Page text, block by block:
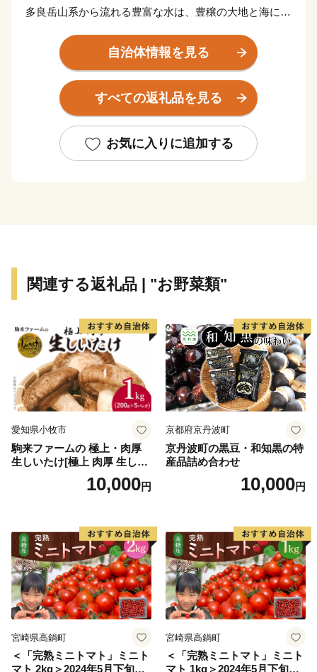
多良岳山系から流れる豊富な水は、豊穣の大地と海に大
肥沃な大地では、米やみかん、野菜など多くの農産物が
栽培され、山からの栄養分をふんだんに含んだ水が流れ
着く有明海では、ムツゴロウなどの希少な生物や日本一
の海苔を育んでいます。
徳稲荷神社」や、有明海の自然を活かしたイベント「鹿
島ガタリンピック」など、訪れた人が見て、体験して、
ただき、鹿島市を応援していただけたら幸いです。
【申込・返礼品に関すること】
鹿島市ふるさと納税サポートセンター（849-1312 佐賀
県鹿島市大字納富分甲224-1）
電話番号： 050-5530-6839（受付時間9:00～17:00 土
日・祝日除く）
鹿島市役所 広報企画課 広報企画係（849-1312 佐賀県鹿
島市大字納富分2643番地1）
電話番号： 0954-63-2101 （受付時間8:30～17:15
土・日・祝除く）
メールアドレス：furusato@city.saga-kashima.lg.jp
自治体情報を見る
すべての返礼品を見る
お気に入りに追加する
関連する返礼品 | "お野菜類"
愛知県小牧市
駒来ファームの 極上・肉厚
生しいたけ[極上 肉厚 生しい
たけ 生シイタケ 生椎茸 安心
安全 国産 採れたて 新鮮 きの
10,000円
京都府京丹波町
京丹波町の黒豆・和知黒の特
産品詰め合わせ
10,000円
宮崎県高鍋町
＜「完熟ミニトマト」ミニト
マト 2kg＞2024年5月下旬迄
宮崎県高鍋町
＜「完熟ミニトマト」ミニト
マト 1kg＞2024年5月下旬迄